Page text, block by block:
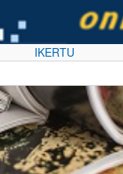
IKERTU